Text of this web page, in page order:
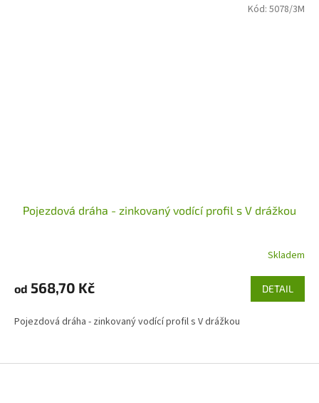
Pojezdová dráha - zinkovaný vodící profil s V drážkou
Skladem
od 568,70 Kč DETAIL
Pojezdová dráha - zinkovaný vodící profil s V drážkou
Kód: 5078/3M